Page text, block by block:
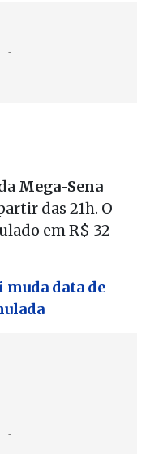
Mega-Sena
das 21h. O
em R$ 32
muda data de